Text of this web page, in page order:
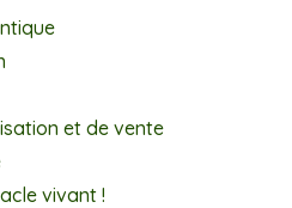
et de vente
vivant !